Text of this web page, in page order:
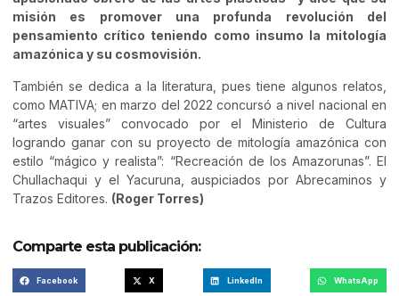
misión es promover una profunda revolución del
pensamiento crítico teniendo como insumo la mitología
amazónica y su cosmovisión.
También se dedica a la literatura, pues tiene algunos relatos,
como MATIVA; en marzo del 2022 concursó a nivel nacional en
“artes visuales” convocado por el Ministerio de Cultura
logrando ganar con su proyecto de mitología amazónica con
estilo “mágico y realista”: “Recreación de los Amazorunas”. El
Chullachaqui y el Yacuruna, auspiciados por Abrecaminos y
Trazos Editores. (Roger Torres)
Comparte esta publicación:
Facebook X LinkedIn WhatsApp